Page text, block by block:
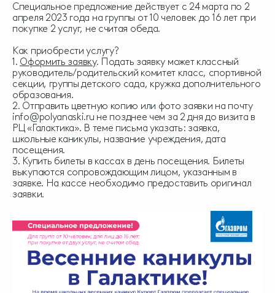
Специальное предложение действует с 24 марта по 2
апреля 2023 года на группы от 10 человек до 16 лет при
покупке 2 услуг, не считая обеда.
Как приобрести услугу?
1. Оформить заявку. Подать заявку может классный
руководитель/родительский комитет класс, спортивной
секции, группы детского сада, кружка дополнительного
образования.
2. Отправить цветную копию или фото заявки на почту
info@polyanaski.ru не позднее чем за 2 дня до визита в
РЦ «Галактика». В теме письма указать: заявка,
школьные каникулы, название учреждения, дата
посещения.
3. Купить билеты в кассах в день посещения. Билеты
выкупаются сопровождающим лицом, указанным в
заявке. На кассе необходимо предоставить оригинал
заявки.